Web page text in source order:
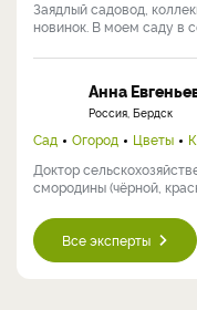
Заядлый садовод,
новинок. В моем саду в
Анна
Россия, Бердск
Сад Огород Цветы
Доктор
смородины (чёрной,
Все эксперты